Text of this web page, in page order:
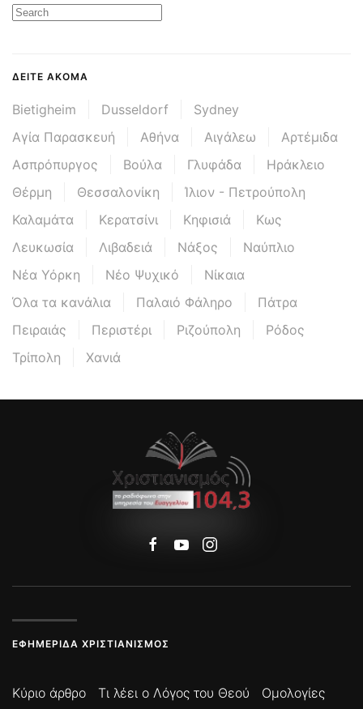
ΔΕΊΤΕ ΑΚΌΜΑ
Bietigheim Dusseldorf
Sydney
Αγία Παρασκευή
Αθήνα Αιγάλεω
Αρτέμιδα
Ασπρόπυργος
Βούλα Γλυφάδα
Ηράκλειο
Θέρμη
Θεσσαλονίκη
Ίλιον - Πετρούπολη
Καλαμάτα
Κερατσίνι Κηφισιά
Κως
Λευκωσία
Λιβαδειά Νάξος
Ναύπλιο
Νέα Υόρκη
Νέο Ψυχικό
Νίκαια
Όλα τα κανάλια
Παλαιό Φάληρο
Πάτρα
Πειραιάς
Περιστέρι Ριζούπολη
Ρόδος
Τρίπολη
Χανιά
ΕΦΗΜΕΡΊΔΑ ΧΡΙΣΤΙΑΝΙΣΜΌΣ
Κύριο άρθρο Τι λέει ο Λόγος του Θεού
Ομολογίες